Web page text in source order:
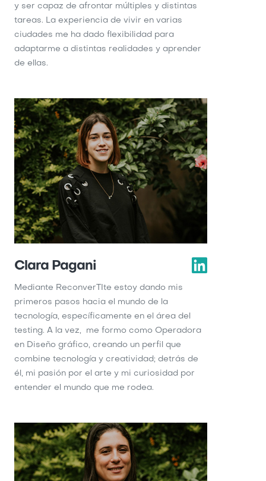
y ser capaz de afrontar múltiples y distintas
tareas. La experiencia de vivir en varias
ciudades me ha dado flexibilidad para
adaptarme a distintas realidades y aprender
de ellas.
Clara Pagani
Mediante ReconverTIte estoy dando mis
primeros pasos hacia el mundo de la
tecnología, específicamente en el área del
testing. A la vez, me formo como Operadora
en Diseño gráfico, creando un perfil que
combine tecnología y creatividad; detrás de
él, mi pasión por el arte y mi curiosidad por
entender el mundo que me rodea.